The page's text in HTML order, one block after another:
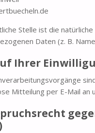
Stelle ist die
Daten (z. B.
Ihrer
Mitteilung per E-Mail